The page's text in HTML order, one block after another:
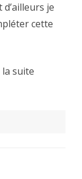
je
cette
suite